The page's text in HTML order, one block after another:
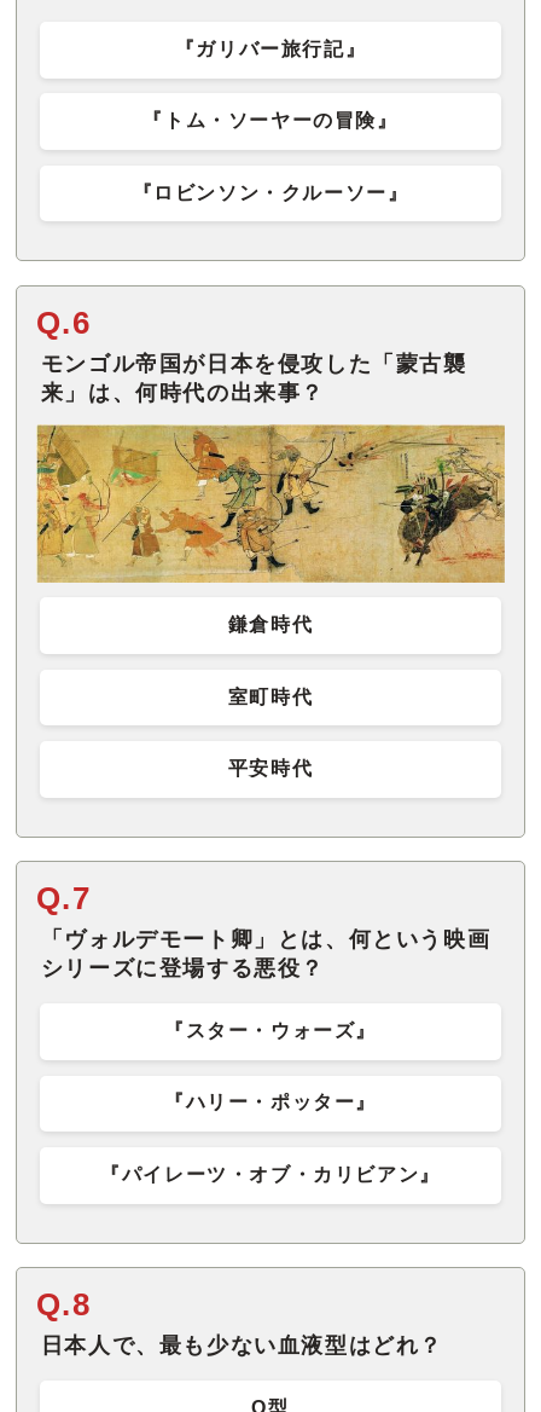
『ガリバー旅行記』
『トム・ソーヤーの冒険』
『ロビンソン・クルーソー』
Q.6
モンゴル帝国が日本を侵攻した「蒙古襲
来」は、何時代の出来事？
鎌倉時代
室町時代
平安時代
Q.7
「ヴォルデモート卿」とは、何という映画
シリーズに登場する悪役？
『スター・ウォーズ』
『ハリー・ポッター』
『パイレーツ・オブ・カリビアン』
Q.8
日本人で、最も少ない血液型はどれ？
O型